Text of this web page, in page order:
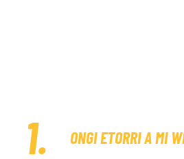
ONGI ETORRI A MI